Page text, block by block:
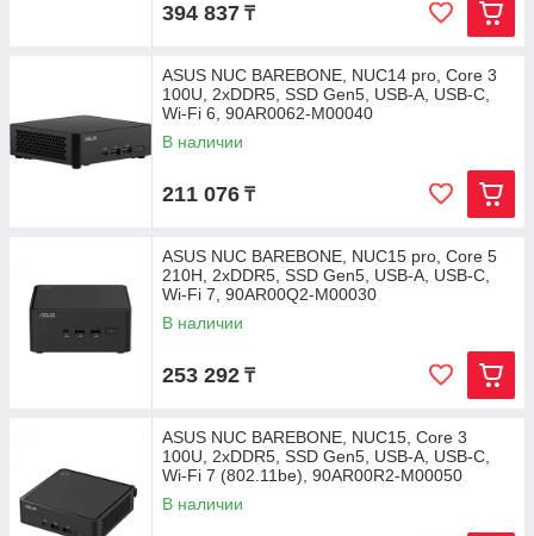
394 837 ₸
ASUS NUC BAREBONE, NUC14 pro, Core 3
100U, 2xDDR5, SSD Gen5, USB-A, USB-C,
Wi-Fi 6, 90AR0062-M00040
В наличии
211 076 ₸
ASUS NUC BAREBONE, NUC15 pro, Core 5
210H, 2xDDR5, SSD Gen5, USB-A, USB-C,
Wi-Fi 7, 90AR00Q2-M00030
В наличии
253 292 ₸
ASUS NUC BAREBONE, NUC15, Core 3
100U, 2xDDR5, SSD Gen5, USB-A, USB-C,
Wi-Fi 7 (802.11be), 90AR00R2-M00050
В наличии